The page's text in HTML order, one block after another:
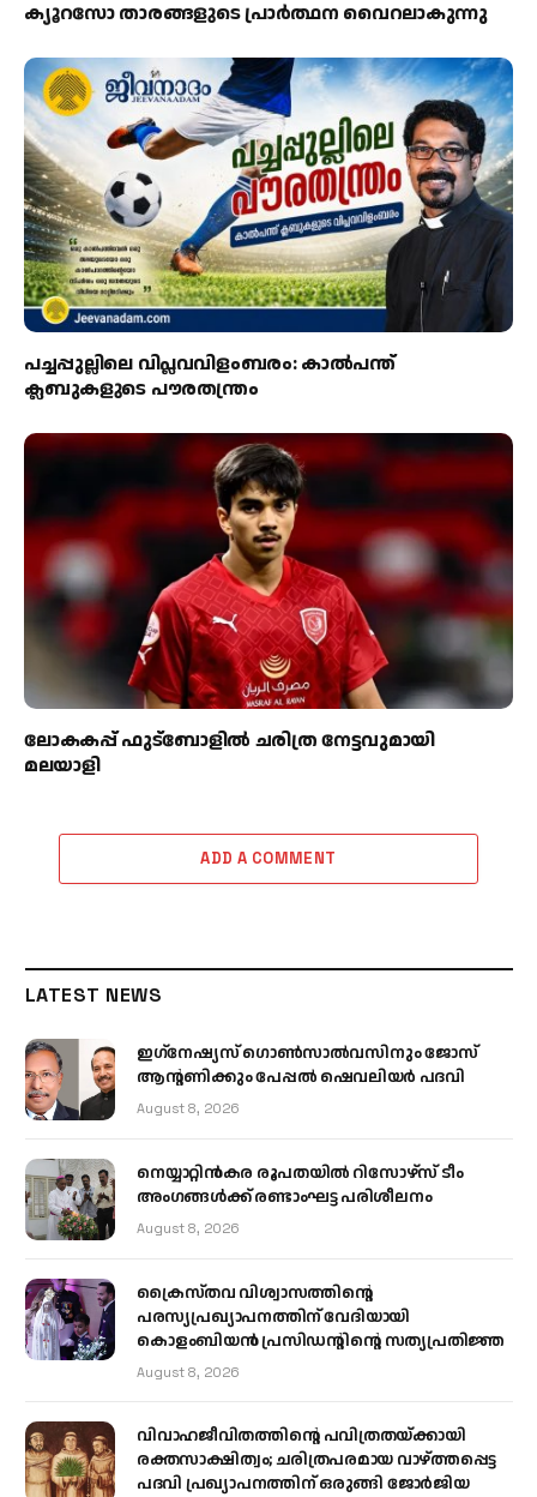
ക്യൂറസോ താരങ്ങളുടെ പ്രാർത്ഥന വൈറലാകുന്നു
പച്ചപ്പുല്ലിലെ വിപ്ലവവിളംബരം: കാല്‍പന്ത്
ക്ലബുകളുടെ പൗരതന്ത്രം
ലോകകപ്പ് ഫുട്ബോളിൽ ചരിത്ര നേട്ടവുമായി
മലയാളി
ADD A COMMENT
LATEST NEWS
ഇഗ്‌നേഷ്യസ് ഗൊൺസാൽവസിനും ജോസ്
ആന്റണിക്കും പേപ്പൽ ഷെവലിയർ പദവി
August 8, 2026
നെയ്യാറ്റിൻകര രൂപതയിൽ റിസോഴ്സ് ടീം
അംഗങ്ങൾക്ക് രണ്ടാംഘട്ട പരിശീലനം
August 8, 2026
ക്രൈസ്തവ വിശ്വാസത്തിന്റെ
പരസ്യപ്രഖ്യാപനത്തിന് വേദിയായി
കൊളംബിയൻ പ്രസിഡന്റിന്റെ സത്യപ്രതിജ്ഞ
August 8, 2026
വിവാഹജീവിതത്തിന്റെ പവിത്രതയ്ക്കായി
രക്തസാക്ഷിത്വം; ചരിത്രപരമായ വാഴ്ത്തപ്പെട്ട
പദവി പ്രഖ്യാപനത്തിന് ഒരുങ്ങി ജോര്‍ജിയ